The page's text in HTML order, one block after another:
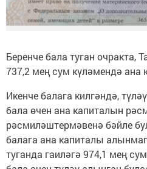
Беренче бала туган очракта,
737,2 мең сум күләмендә ана
Икенче балага килгәндә,
бала өчен ана капиталын
рәсмиләштермәвенә бәйле
балага ана капиталы
туганда гаиләгә 974,1 мең